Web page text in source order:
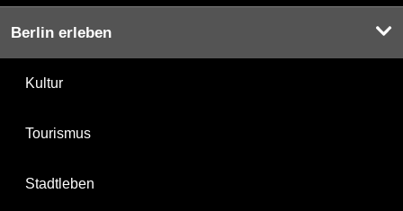
Berlin erleben
Kultur
Tourismus
Stadtleben